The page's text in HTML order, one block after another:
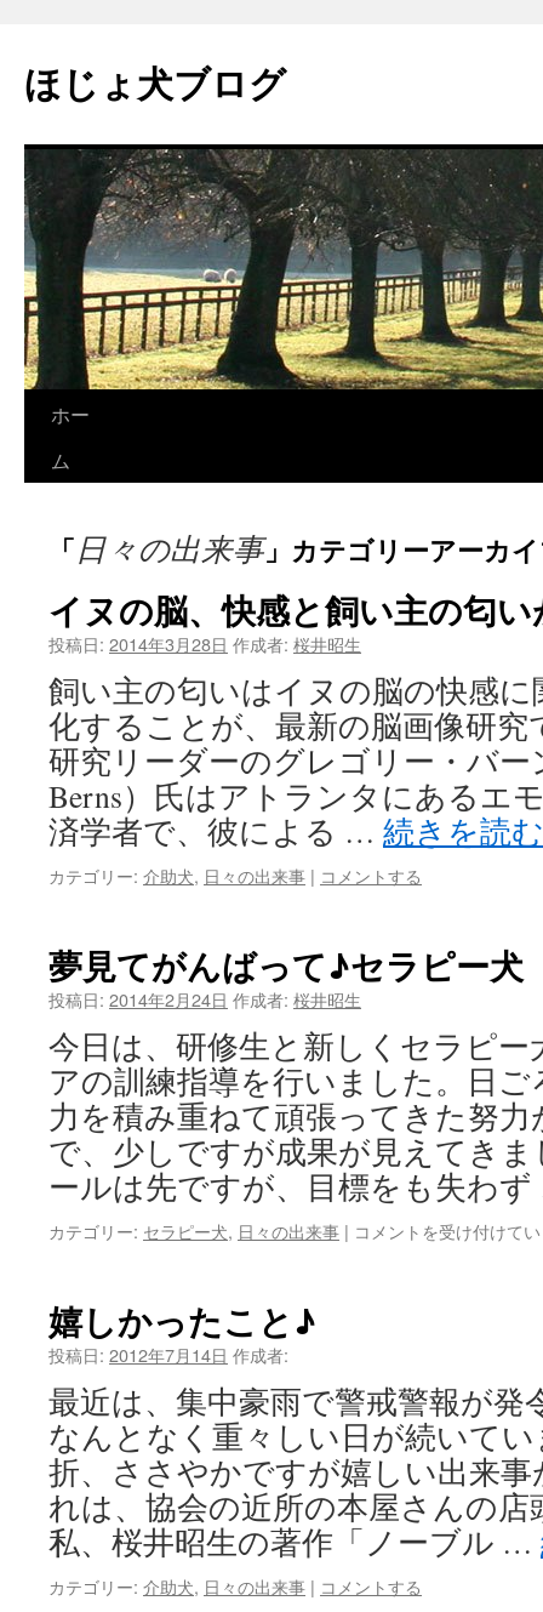
テ
ン
へ
ス
キ
ッ
プ
ほじょ犬ブログ
ホー
ム
「日々の出来事」カテゴリーアーカ
イヌの脳、快感と飼い主の匂
投稿日: 2014年3月28日 作成者: 桜井昭生
飼い主の匂いはイヌの脳の快感
化することが、最新の脳画像研
研究リーダーのグレゴリー・バー
Berns）氏はアトランタにあるエ
済学者で、彼による … 続きを読
カテゴリー: 介助犬, 日々の出来事 | コメントする
夢見てがんばって♪セラピー犬
投稿日: 2014年2月24日 作成者: 桜井昭生
今日は、研修生と新しくセラピ
アの訓練指導を行いました。日
力を積み重ねて頑張ってきた努
で、少しですが成果が見えてき
ールは先ですが、目標をも失わ
カテゴリー: セラピー犬, 日々の出来事 | 夢
て
♪
セ
ラ
ピ
ー
犬
コメントを受け付けて
嬉しかったこと♪
投稿日: 2012年7月14日 作成者:
最近は、集中豪雨で警戒警報が発
なんとなく重々しい日が続いて
折、ささやかですが嬉しい出来
れは、協会の近所の本屋さんの
私、桜井昭生の著作「ノーブル …
カテゴリー: 介助犬, 日々の出来事 | コメントする